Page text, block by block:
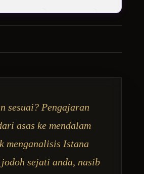
sesuai? Pengajaran
asas ke mendalam
menganalisis Istana
sejati anda, nasib